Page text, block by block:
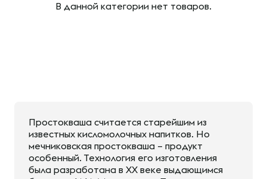
В данной категории нет товаров.
Простокваша считается старейшим из
известных кисломолочных напитков. Но
мечниковская простокваша – продукт
особенный. Технология его изготовления
была разработана в XX веке выдающимся